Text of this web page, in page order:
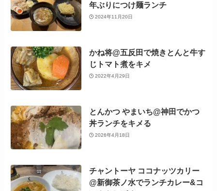
年ぶりにつけ麺ランチ
2024年11月20日
かね将@五反田で焼きとんと牛す
じトマト煮をキメ
2022年4月29日
とんかつ やまいち@神田でかつ
丼ランチをキメる
2026年4月18日
チャントーヤ ココナッツカリー
@新御茶ノ水でランチカレー&コ